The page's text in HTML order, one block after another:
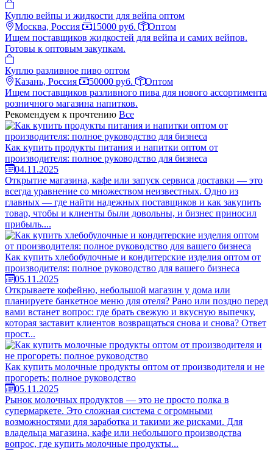
Куплю вейпы и жидкости для вейпа оптом
Москва, Россия
15000 руб.
Оптом
Ищем поставщиков жидкостей для вейпа и самих вейпов.
Готовы к оптовым закупкам.
Куплю разливное пиво оптом
Казань, Россия
50000 руб.
Оптом
Ищем поставщиков разливного пива для нового ассортимента
розничного магазина напитков.
Рекомендуем к прочтению Все
Как купить продукты питания и напитки оптом от
производителя: полное руководство для бизнеса
04.11.2025
Открытие магазина, кафе или запуск сервиса доставки — это
всегда уравнение со множеством неизвестных. Одно из
главных — где найти надежных поставщиков и как закупить
товар, чтобы и клиенты были довольны, и бизнес приносил
прибыль....
Как купить хлебобулочные и кондитерские изделия оптом от
производителя: полное руководство для вашего бизнеса
05.11.2025
Открываете кофейню, небольшой магазин у дома или
планируете банкетное меню для отеля? Рано или поздно перед
вами встанет вопрос: где брать свежую и вкусную выпечку,
которая заставит клиентов возвращаться снова и снова? Ответ
прост...
Как купить молочные продукты оптом от производителя и не
прогореть: полное руководство
05.11.2025
Рынок молочных продуктов — это не просто полка в
супермаркете. Это сложная система с огромными
возможностями для заработка и такими же рисками. Для
владельца магазина, кафе или небольшого производства
вопрос, где купить молочные продукты...